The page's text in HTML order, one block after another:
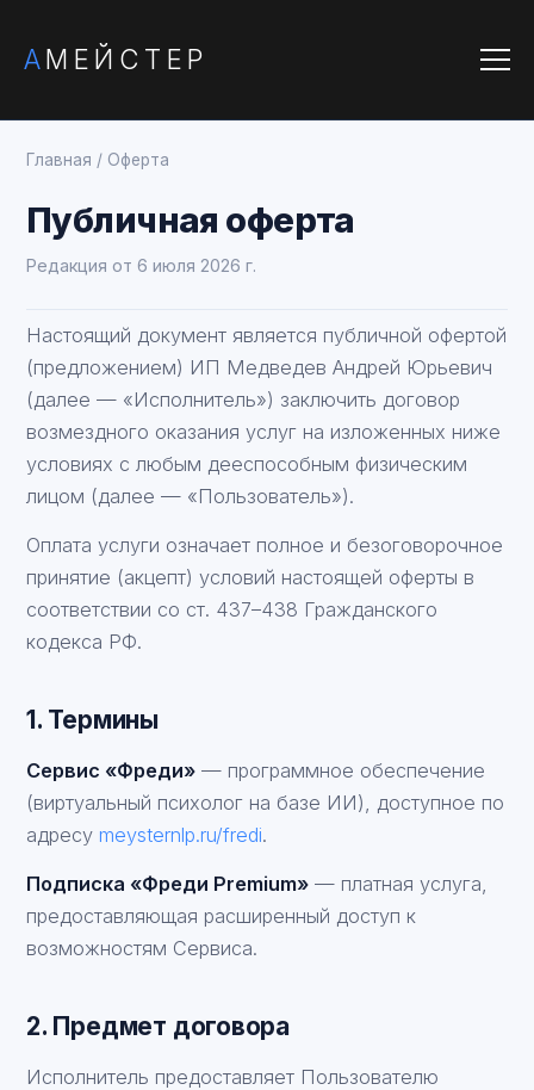
АМЕЙСТЕР
Главная / Оферта
Публичная оферта
Редакция от 6 июля 2026 г.
Настоящий документ является публичной офертой
(предложением) ИП Медведев Андрей Юрьевич
(далее — «Исполнитель») заключить договор
возмездного оказания услуг на изложенных ниже
условиях с любым дееспособным физическим
лицом (далее — «Пользователь»).
Оплата услуги означает полное и безоговорочное
принятие (акцепт) условий настоящей оферты в
соответствии со ст. 437–438 Гражданского
кодекса РФ.
1. Термины
Сервис «Фреди» — программное обеспечение
(виртуальный психолог на базе ИИ), доступное по
адресу meysternlp.ru/fredi.
Подписка «Фреди Premium» — платная услуга,
предоставляющая расширенный доступ к
возможностям Сервиса.
2. Предмет договора
Исполнитель предоставляет Пользователю